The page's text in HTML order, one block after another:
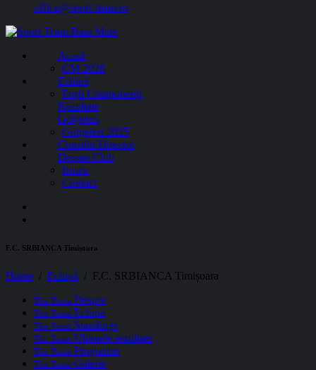
office@sport-team.ro
Acasă
CM 2026
Echipă
Foști Componenți
Rezultate
Golgeteri
Golgeteri 2025
Consiliu Director
Despre Club
Istoric
Contact
F.C. SRBIANCA Timișoara
Home Echipă F.C. SRBIANCA Timișoara
The Team Despre
The Team Echipa
The Team Standings
The Team Ultimele rezultate
The Team Programat
The Team Galerie